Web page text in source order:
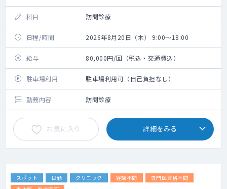
科目 訪問診療
日程/時間 2026年8月20日（木） 9:00～18:00
給与 80,000円/回（税込・交通費込）
駐車場利用 駐車場利用可（自己負担なし）
勤務内容 訪問診療
お気に入り 詳細をみる
スポット 日勤 クリニック 経験不問
専門医資格不問